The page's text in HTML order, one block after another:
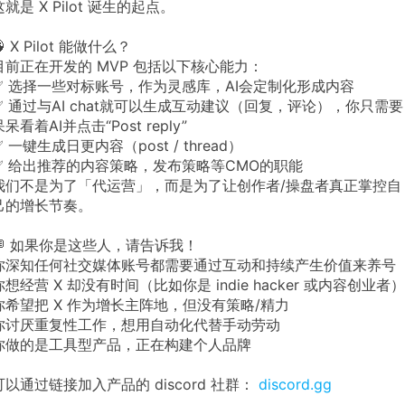
就是 X Pilot 诞生的起点。
X Pilot 能做什么？
前正在开发的 MVP 包括以下核心能力：
选择一些对标账号，作为灵感库，AI会定制化形成内容
通过与AI chat就可以生成互动建议（回复，评论），你只需要
呆看着AI并点击“Post reply”
一键生成日更内容（post / thread）
给出推荐的内容策略，发布策略等CMO的职能
们不是为了「代运营」，而是为了让创作者/操盘者真正掌控自
的增长节奏。
如果你是这些人，请告诉我！
深知任何社交媒体账号都需要通过互动和持续产生价值来养号
想经营 X 却没有时间（比如你是 indie hacker 或内容创业者）
希望把 X 作为增长主阵地，但没有策略/精力
讨厌重复性工作，想用自动化代替手动劳动
做的是工具型产品，正在构建个人品牌
以通过链接加入产品的 discord 社群： discord.gg